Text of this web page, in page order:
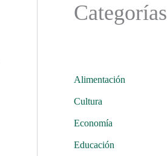
Categorías
Alimentación
Cultura
Economía
Educación